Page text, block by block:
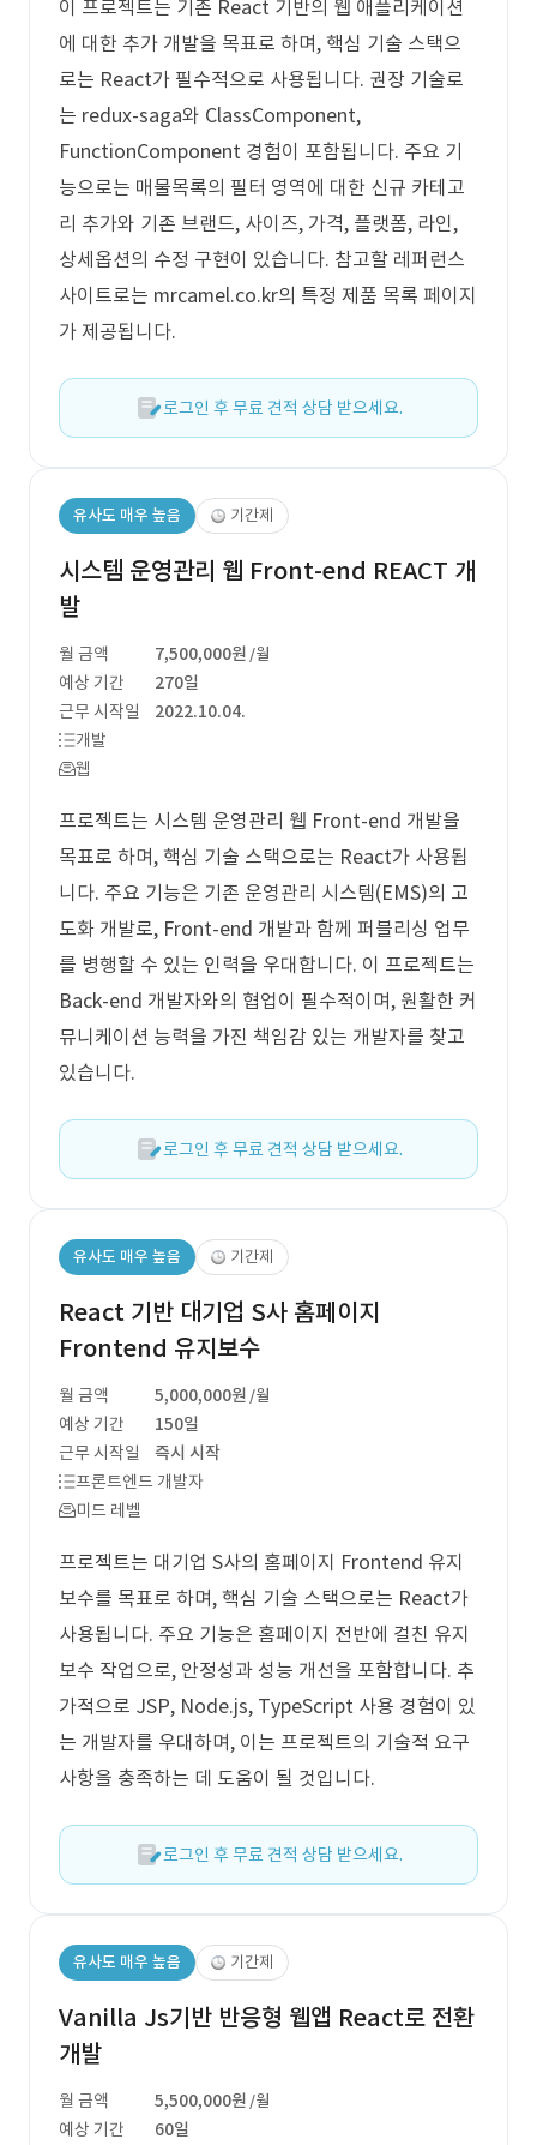
이 프로젝트는 기존 React 기반의 웹 애플리케이션
에 대한 추가 개발을 목표로 하며, 핵심 기술 스택으
로는 React가 필수적으로 사용됩니다. 권장 기술로
는 redux-saga와 ClassComponent,
FunctionComponent 경험이 포함됩니다. 주요 기
능으로는 매물목록의 필터 영역에 대한 신규 카테고
리 추가와 기존 브랜드, 사이즈, 가격, 플랫폼, 라인,
상세옵션의 수정 구현이 있습니다. 참고할 레퍼런스
사이트로는 mrcamel.co.kr의 특정 제품 목록 페이지
가 제공됩니다.
로그인 후 무료 견적 상담 받으세요.
유사도 매우 높음 기간제
시스템 운영관리 웹 Front-end REACT 개
발
월 금액 7,500,000원 /월
예상 기간
270일
근무 시작일
2022.10.04.
개발
웹
프로젝트는 시스템 운영관리 웹 Front-end 개발을
목표로 하며, 핵심 기술 스택으로는 React가 사용됩
니다. 주요 기능은 기존 운영관리 시스템(EMS)의 고
도화 개발로, Front-end 개발과 함께 퍼블리싱 업무
를 병행할 수 있는 인력을 우대합니다. 이 프로젝트는
Back-end 개발자와의 협업이 필수적이며, 원활한 커
뮤니케이션 능력을 가진 책임감 있는 개발자를 찾고
있습니다.
로그인 후 무료 견적 상담 받으세요.
유사도 매우 높음 기간제
React 기반 대기업 S사 홈페이지
Frontend 유지보수
월 금액 5,000,000원 /월
예상 기간
150일
근무 시작일
즉시 시작
프론트엔드 개발자
미드 레벨
프로젝트는 대기업 S사의 홈페이지 Frontend 유지
보수를 목표로 하며, 핵심 기술 스택으로는 React가
사용됩니다. 주요 기능은 홈페이지 전반에 걸친 유지
보수 작업으로, 안정성과 성능 개선을 포함합니다. 추
가적으로 JSP, Node.js, TypeScript 사용 경험이 있
는 개발자를 우대하며, 이는 프로젝트의 기술적 요구
사항을 충족하는 데 도움이 될 것입니다.
로그인 후 무료 견적 상담 받으세요.
유사도 매우 높음 기간제
Vanilla Js기반 반응형 웹앱 React로 전환
개발
월 금액 5,500,000원 /월
예상 기간
60일